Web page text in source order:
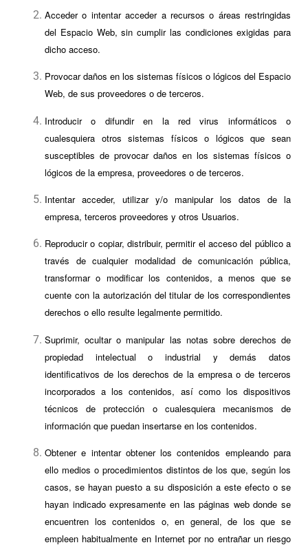
Acceder o intentar acceder a recursos o áreas restringidas
del Espacio Web, sin cumplir las condiciones exigidas para
dicho acceso.
Provocar daños en los sistemas físicos o lógicos del Espacio
Web, de sus proveedores o de terceros.
Introducir o difundir en la red virus informáticos o
cualesquiera otros sistemas físicos o lógicos que sean
susceptibles de provocar daños en los sistemas físicos o
lógicos de la empresa, proveedores o de terceros.
Intentar acceder, utilizar y/o manipular los datos de la
empresa, terceros proveedores y otros Usuarios.
Reproducir o copiar, distribuir, permitir el acceso del público a
través de cualquier modalidad de comunicación pública,
transformar o modificar los contenidos, a menos que se
cuente con la autorización del titular de los correspondientes
derechos o ello resulte legalmente permitido.
Suprimir, ocultar o manipular las notas sobre derechos de
propiedad intelectual o industrial y demás datos
identificativos de los derechos de la empresa o de terceros
incorporados a los contenidos, así como los dispositivos
técnicos de protección o cualesquiera mecanismos de
información que puedan insertarse en los contenidos.
Obtener e intentar obtener los contenidos empleando para
ello medios o procedimientos distintos de los que, según los
casos, se hayan puesto a su disposición a este efecto o se
hayan indicado expresamente en las páginas web donde se
encuentren los contenidos o, en general, de los que se
empleen habitualmente en Internet por no entrañar un riesgo